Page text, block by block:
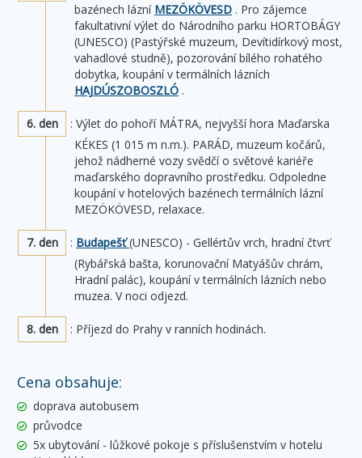
bazénech lázní MEZÖKÖVESD . Pro zájemce
fakultativní výlet do Národního parku HORTOBÁGY
(UNESCO) (Pastýřské muzeum, Devítidírkový most,
vahadlové studně), pozorování bílého rohatého
dobytka, koupání v termálních lázních
HAJDÚSZOBOSZLÓ .
6. den
: Výlet do pohoří MÁTRA, nejvyšší hora Maďarska
KÉKES (1 015 m n.m.). PARÁD, muzeum kočárů,
jehož nádherné vozy svědčí o světové kariéře
maďarského dopravního prostředku. Odpoledne
koupání v hotelových bazénech termálních lázní
MEZÖKÖVESD, relaxace.
7. den : Budapešť(UNESCO) - Gellértův vrch, hradní čtvrť
(Rybářská bašta, korunovační Matyášův chrám,
Hradní palác), koupání v termálních lázních nebo
muzea. V noci odjezd.
8. den : Příjezd do Prahy v ranních hodinách.
Cena obsahuje:
doprava autobusem
průvodce
5x ubytování - lůžkové pokoje s příslušenstvím v hotelu